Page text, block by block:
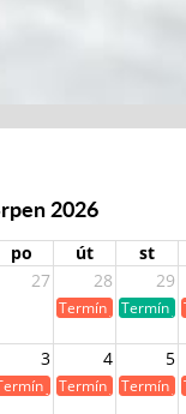
2026
po út st
27
28 29
Termín je jižTermín
3 4 5
je již obsazen
Termín je jižTermín